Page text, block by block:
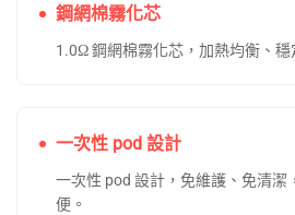
鋼網棉霧化芯
1.0Ω 鋼網棉霧化芯，加熱均衡、穩
一次性 pod 設計
一次性 pod 設計，免維護、免清潔
便。